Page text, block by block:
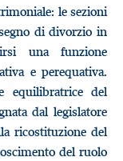
le sezioni
di divorzio in
una funzione
e perequativa.
equilibratrice del
dal legislatore
ricostituzione del
del ruolo